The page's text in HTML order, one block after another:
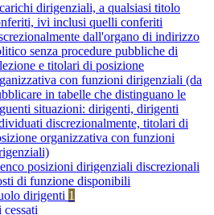
dirigenziali, a qualsiasi titolo
ivi inclusi quelli conferiti
dall'organo di indirizzo
senza procedure pubbliche di
e titolari di posizione
con funzioni dirigenziali (da
in tabelle che distinguano le
situazioni: dirigenti, dirigenti
discrezionalmente, titolari di
organizzativa con funzioni
posizioni dirigenziali discrezionali
di funzione disponibili
dirigenti 1